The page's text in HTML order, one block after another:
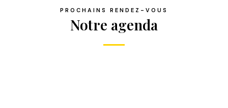
PROCHAINS RENDEZ-VOUS
Notre agenda